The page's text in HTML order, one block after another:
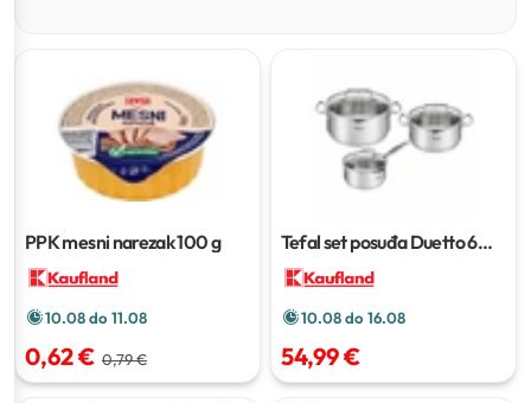
PPK mesni narezak100 g
10.08 do 11.08
0,62 € 0,79 €
Tefal set posuđa Duetto6
10.08 do 16.08
54,99 €